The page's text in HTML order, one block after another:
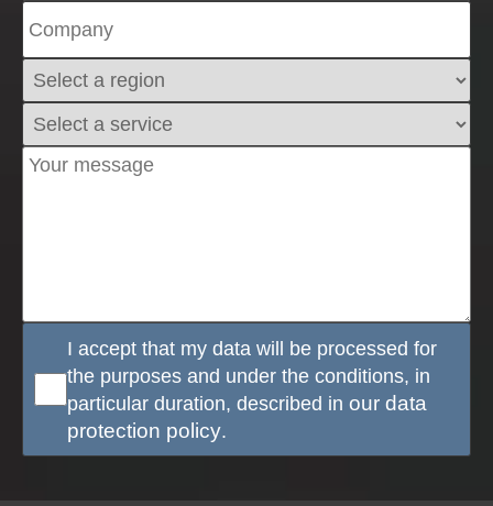
I accept that my data will be processed for
the purposes and under the conditions, in
particular duration, described in our data
protection policy.